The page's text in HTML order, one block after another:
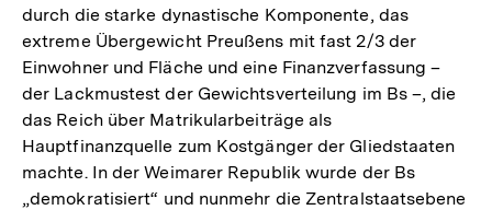
durch die starke dynastische Komponente, das
extreme Übergewicht Preußens mit fast 2/3 der
Einwohner und Fläche und eine Finanzverfassung –
der Lackmustest der Gewichtsverteilung im Bs –, die
das Reich über Matrikularbeiträge als
Hauptfinanzquelle zum Kostgänger der Gliedstaaten
machte. In der Weimarer Republik wurde der Bs
„demokratisiert“ und nunmehr die Zentralstaatsebene